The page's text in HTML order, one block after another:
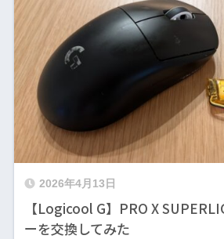
2026年4月13日
【Logicool G】PRO X
ーを交換してみた